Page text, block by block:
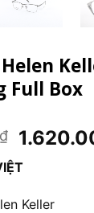
Full Box
₫
Giá
gốc
là:
Keller